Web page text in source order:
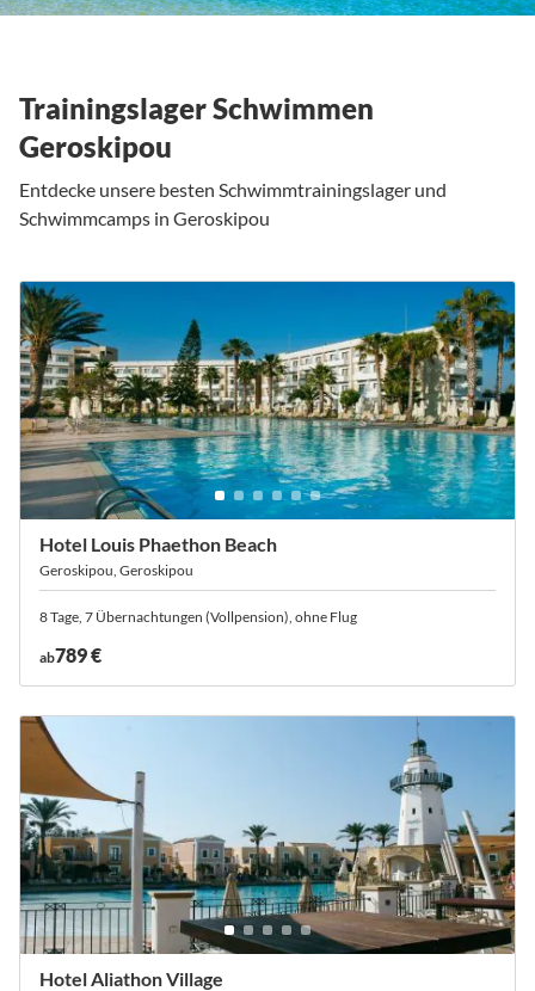
Trainingslager Schwimmen
Geroskipou
Entdecke unsere besten Schwimmtrainingslager und
Schwimmcamps in Geroskipou
Hotel Louis Phaethon Beach
Geroskipou, Geroskipou
8 Tage, 7 Übernachtungen (Vollpension), ohne Flug
ab789 €
Hotel Aliathon Village